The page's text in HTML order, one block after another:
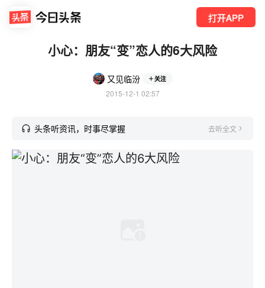
打开APP
小心：朋友“变”恋人的6大风险
又见临汾 关注
2015-12-1 02:57
头条听资讯，时事尽掌握 去听全文